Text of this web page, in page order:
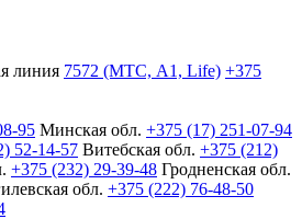
линия 7572 (МТС, A1, Life) +375
95 Минская обл. +375 (17) 251-07-94
52-14-57 Витебская обл. +375 (212)
+375 (232) 29-39-48 Гродненская обл.
обл. +375 (222) 76-48-50